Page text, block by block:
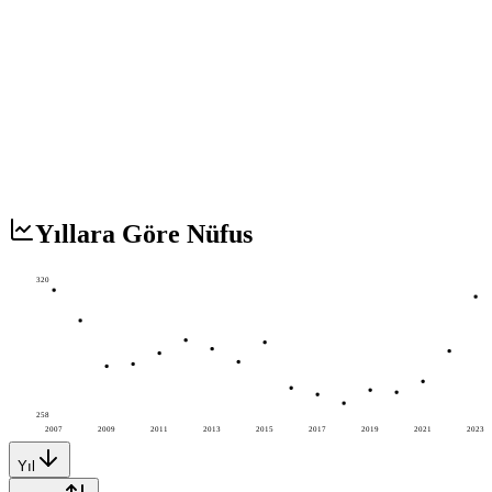
Yıllara Göre Nüfus
2007 2009 2011 2013 2015 2017 2019 2021 2023
320
258
Yıl